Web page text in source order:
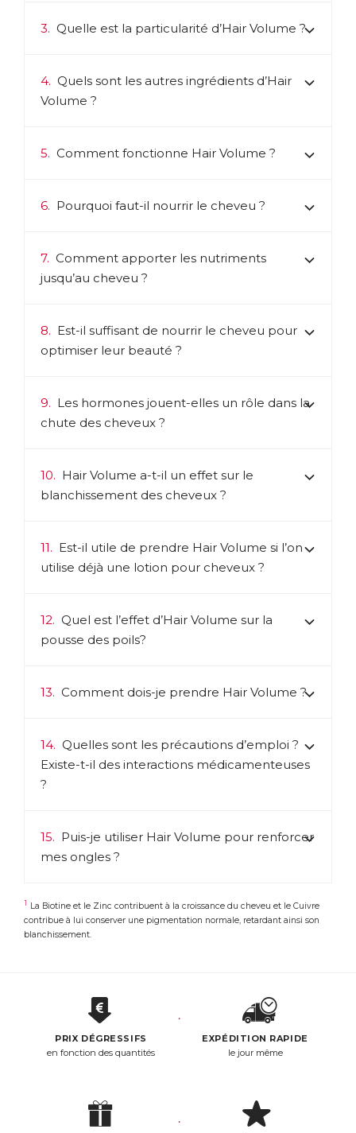
3. Quelle est la particularité d’Hair Volume ?
4. Quels sont les autres ingrédients d’Hair
Volume ?
5. Comment fonctionne Hair Volume ?
6. Pourquoi faut-il nourrir le cheveu ?
7. Comment apporter les nutriments
jusqu’au cheveu ?
8. Est-il suffisant de nourrir le cheveu pour
optimiser leur beauté ?
9. Les hormones jouent-elles un rôle dans la
chute des cheveux ?
10. Hair Volume a-t-il un effet sur le
blanchissement des cheveux ?
11. Est-il utile de prendre Hair Volume si l’on
utilise déjà une lotion pour cheveux ?
12. Quel est l’effet d’Hair Volume sur la
pousse des poils?
13. Comment dois-je prendre Hair Volume ?
14. Quelles sont les précautions d’emploi ?
Existe-t-il des interactions médicamenteuses
?
15. Puis-je utiliser Hair Volume pour renforcer
mes ongles ?
1
La Biotine et le Zinc contribuent à la croissance du cheveu et le Cuivre
contribue à lui conserver une pigmentation normale, retardant ainsi son
blanchissement.
PRIX DÉGRESSIFS
en fonction des quantités
EXPÉDITION RAPIDE
le jour même